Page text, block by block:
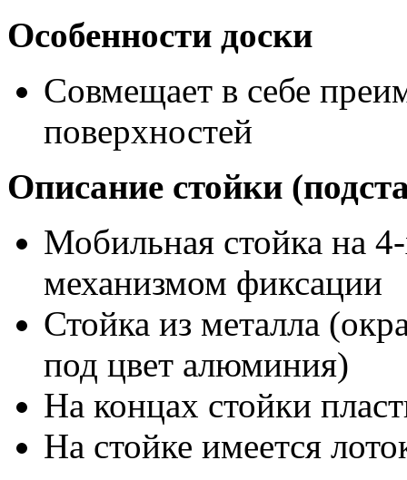
Особенности доски
Совмещает в себе
поверхностей
Описание стойки
Мобильная стойка на
механизмом фиксации
Стойка из металла
под цвет алюминия)
На концах стойки
На стойке имеется